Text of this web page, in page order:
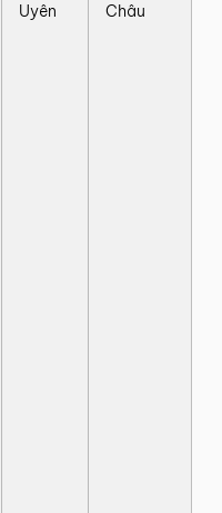
Uyên
Châu